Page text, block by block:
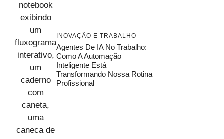
INOVAÇÃO E TRABALHO
Agentes De IA No Trabalho:
Como A Automação
Inteligente Está
Transformando Nossa Rotina
Profissional